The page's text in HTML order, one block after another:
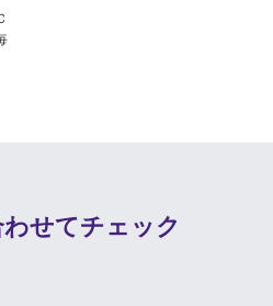
せてチェック